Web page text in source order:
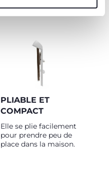
PLIABLE ET
COMPACT
Elle se plie facilement
pour prendre peu de
place dans la maison.